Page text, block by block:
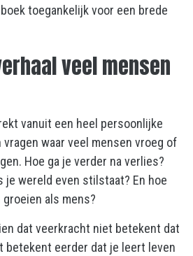
toegankelijk voor een brede
veel mensen
vanuit een heel persoonlijke
vragen waar veel mensen vroeg of
Hoe ga je verder na verlies?
je wereld even stilstaat? En hoe
als mens?
dat veerkracht niet betekent dat
betekent eerder dat je leert leven